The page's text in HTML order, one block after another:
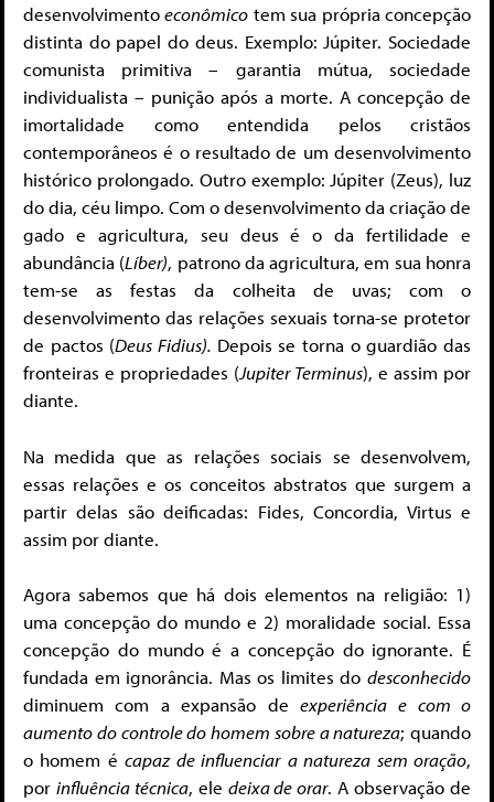
desenvolvimentoeconômico tem sua própria concepção
distinta do papel do deus. Exemplo: Júpiter. Sociedade
comunista primitiva – garantia mútua, sociedade
individualista – punição após a morte. A concepção de
imortalidade como entendida pelos cristãos
contemporâneos é o resultado de um desenvolvimento
histórico prolongado. Outro exemplo: Júpiter (Zeus), luz
do dia, céu limpo. Com o desenvolvimento da criação de
gado e agricultura, seu deus é o da fertilidade e
abundância (Líber), patrono da agricultura, em sua honra
tem-se as festas da colheita de uvas; com o
desenvolvimento das relações sexuais torna-se protetor
de pactos (Deus Fidius). Depois se torna o guardião das
fronteiras e propriedades (Jupiter Terminus), e assim por
diante.
Na medida que as relações sociais se desenvolvem,
essas relações e os conceitos abstratos que surgem a
partir delas são deificadas: Fides, Concordia, Virtus e
assim por diante.
Agora sabemos que há dois elementos na religião: 1)
uma concepção do mundo e 2) moralidade social. Essa
concepção do mundo é a concepção do ignorante. É
fundada em ignorância. Mas os limites do desconhecido
diminuem com a expansão de experiência e com o
aumento do controle do homem sobre a natureza; quando
o homem écapaz de influenciar a natureza sem oração,
por influência técnica, ele deixa de orar. A observação de